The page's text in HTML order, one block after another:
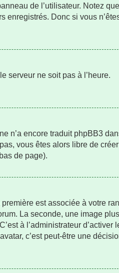
de l’utilisateur. Notez
enregistrés. Donc si vous
serveur ne soit pas à l’heure.
n’a encore traduit phpBB3
vous êtes alors libre de
de page).
est associée à votre
La seconde, une image plus
à l’administrateur d’activer
c’est peut-être une